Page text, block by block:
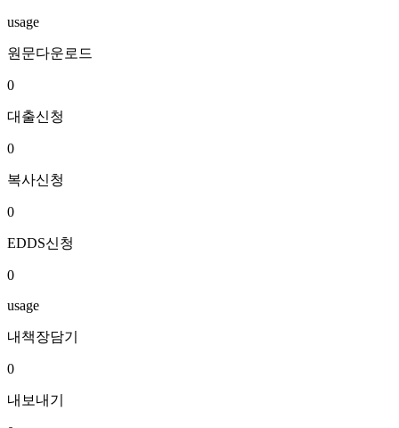
usage
원문다운로드
0
대출신청
0
복사신청
0
EDDS신청
0
usage
내책장담기
0
내보내기